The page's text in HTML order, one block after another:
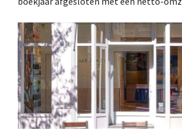
is dan een jaar eerder. Na die beter dan
verhoogt het bedrijf ook zijn
volledige boekjaar.